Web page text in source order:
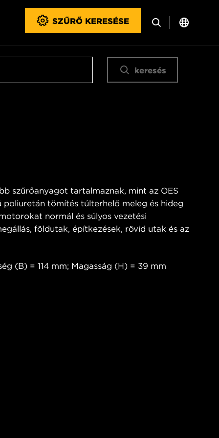
SZŰRŐ KERESÉSE
keresés
szűrőanyagot tartalmaznak, mint az OES
poliuretán tömítés túlterhelő meleg és hideg
normál és súlyos vezetési
földutak, építkezések, rövid utak és az
(B) = 114 mm; Magasság (H) = 39 mm